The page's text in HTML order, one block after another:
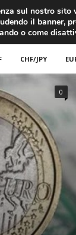
FOREX SIGNALS
ECONOMIA
CHF/JPY
0
sul nostro sito
il banner,
o come